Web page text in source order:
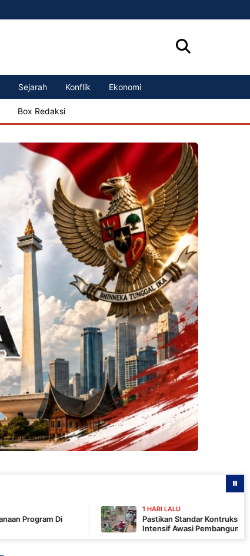
Sejarah Konflik Ekonomi
Box Redaksi
1 HARI LALU
Pastikan Standar Kontruksi, Komandan SSK
Intensif Awasi Pembangunan MCK di Wanam